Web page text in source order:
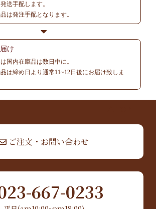
送手配します。
は発注手配となります。
け
国内在庫品は数日中に。
は締め日より通常11~12日後にお届け致しま
ご注文・お問い合わせ
667-0233